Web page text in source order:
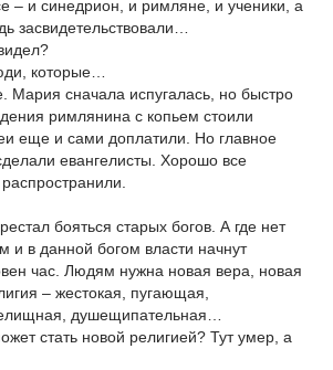
– и синедрион, и римляне, и ученики, а
засвидетельствовали…
которые…
Мария сначала испугалась, но быстро
римлянина с копьем стоили
еще и сами доплатили. Но главное
евангелисты. Хорошо все
бояться старых богов. А где нет
и в данной богом власти начнут
час. Людям нужна новая вера, новая
– жестокая, пугающая,
душещипательная…
стать новой религией? Тут умер, а